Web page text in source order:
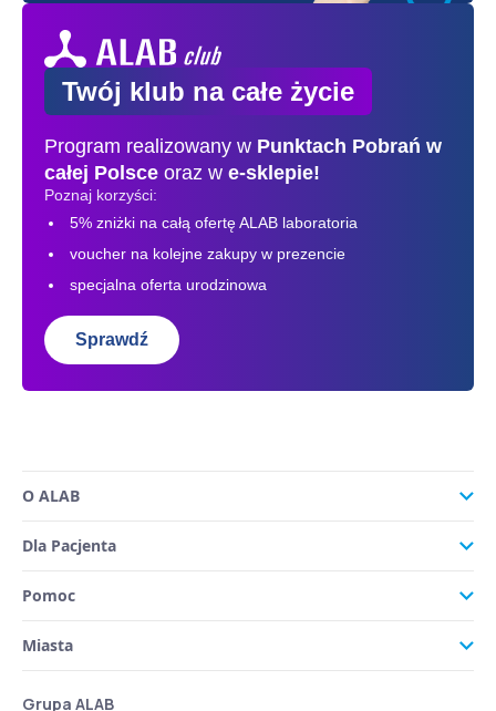
Twój klub na całe życie
Program realizowany w Punktach Pobrań w
całej Polsce oraz w e-sklepie!
Poznaj korzyści:
5% zniżki na całą ofertę ALAB laboratoria
voucher na kolejne zakupy w prezencie
specjalna oferta urodzinowa
Sprawdź
O ALAB
Dla Pacjenta
Pomoc
Miasta
Grupa ALAB